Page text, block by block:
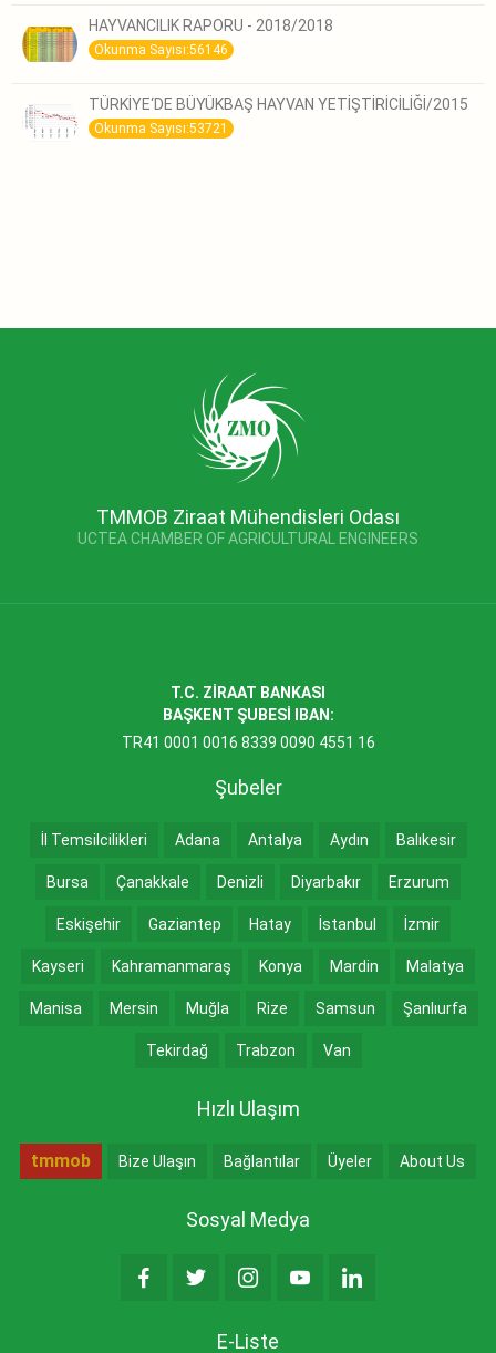
HAYVANCILIK RAPORU - 2018/2018
Okunma Sayısı:56146
TÜRKİYE‘DE BÜYÜKBAŞ HAYVAN YETİŞTİRİCİLİĞİ/2015
Okunma Sayısı:53721
TMMOB Ziraat Mühendisleri Odası
UCTEA CHAMBER OF AGRICULTURAL ENGINEERS
T.C. ZİRAAT BANKASI
BAŞKENT ŞUBESİ IBAN:
TR41 0001 0016 8339 0090 4551 16
Şubeler
İl Temsilcilikleri Adana Antalya Aydın Balıkesir
Bursa Çanakkale Denizli Diyarbakır Erzurum
Eskişehir Gaziantep Hatay İstanbul İzmir
Kayseri Kahramanmaraş Konya Mardin Malatya
Manisa Mersin Muğla Rize Samsun Şanlıurfa
Tekirdağ Trabzon Van
Hızlı Ulaşım
tmmob Bize Ulaşın Bağlantılar Üyeler About Us
Sosyal Medya
E-Liste